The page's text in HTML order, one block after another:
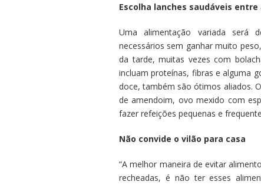
Escolha lanches saudáveis
Uma alimentação variada será
necessários sem ganhar muito
da tarde, muitas vezes com
incluam proteínas, fibras e alguma
doce, também são ótimos aliados.
de amendoim, ovo mexido com
fazer refeições pequenas e
Não convide o vilão para casa
“A melhor maneira de evitar
recheadas, é não ter esses